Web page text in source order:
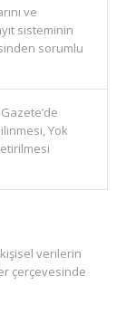
ve
sisteminin
sorumlu
Yok
verilerin
çerçevesinde